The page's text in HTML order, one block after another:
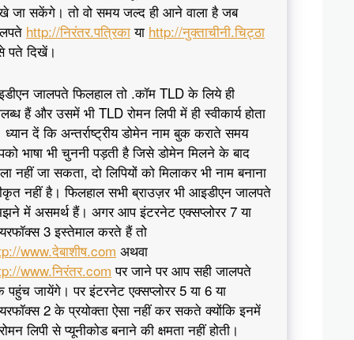
जा सकेंगे। तो वो समय जल्द ही आने वाला है जब
http://निरंतर.पत्रिकाया http://नुक्ताचीनी.चिट्ठा
पते दिखें।
जालपते फिलहाल तो .कॉम TLD के लिये ही
हैं और उसमें भी TLD रोमन लिपी में ही स्वीकार्य होता
दें कि अन्तर्राष्ट्रीय डोमेन नाम बुक कराते समय
भाषा भी चुननी पड़ती है जिसे डोमेन मिलने के बाद
नहीं जा सकता, दो लिपियों को मिलाकर भी नाम बनाना
नहीं है। फिलहाल सभी ब्राउज़र भी आइडीएन जालपते
में असमर्थ हैं। अगर आप इंटरनेट एक्सप्लोरर 7 या
3 इस्तेमाल करते हैं तो
www.देबाशीष.com अथवा
www.निरंतर.com पर जाने पर आप सही जालपते
जायेंगे। पर इंटरनेट एक्सप्लोरर 5 या 6 या
2 के प्रयोक्ता ऐसा नहीं कर सकते क्योंकि इनमें
लिपी से प्यूनीकोड बनाने की क्षमता नहीं होती।